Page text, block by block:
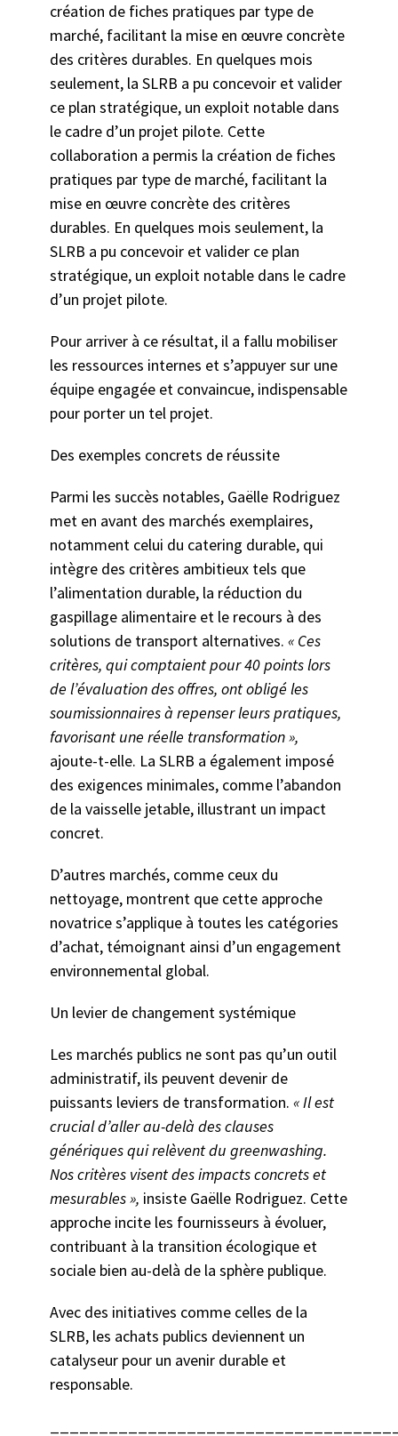
création de fiches pratiques par type de
marché, facilitant la mise en œuvre concrète
des critères durables. En quelques mois
seulement, la SLRB a pu concevoir et valider
ce plan stratégique, un exploit notable dans
le cadre d’un projet pilote. Cette
collaboration a permis la création de fiches
pratiques par type de marché, facilitant la
mise en œuvre concrète des critères
durables. En quelques mois seulement, la
SLRB a pu concevoir et valider ce plan
stratégique, un exploit notable dans le cadre
d’un projet pilote.
Pour arriver à ce résultat, il a fallu mobiliser
les ressources internes et s’appuyer sur une
équipe engagée et convaincue, indispensable
pour porter un tel projet.
Des exemples concrets de réussite
Parmi les succès notables, Gaëlle Rodriguez
met en avant des marchés exemplaires,
notamment celui du catering durable, qui
intègre des critères ambitieux tels que
l’alimentation durable, la réduction du
gaspillage alimentaire et le recours à des
solutions de transport alternatives. « Ces
critères, qui comptaient pour 40 points lors
de l’évaluation des offres, ont obligé les
soumissionnaires à repenser leurs pratiques,
favorisant une réelle transformation »,
ajoute-t-elle. La SLRB a également imposé
des exigences minimales, comme l’abandon
de la vaisselle jetable, illustrant un impact
concret.
D’autres marchés, comme ceux du
nettoyage, montrent que cette approche
novatrice s’applique à toutes les catégories
d’achat, témoignant ainsi d’un engagement
environnemental global.
Un levier de changement systémique
Les marchés publics ne sont pas qu’un outil
administratif, ils peuvent devenir de
puissants leviers de transformation. « Il est
crucial d’aller au-delà des clauses
génériques qui relèvent du greenwashing.
Nos critères visent des impacts concrets et
mesurables », insiste Gaëlle Rodriguez. Cette
approche incite les fournisseurs à évoluer,
contribuant à la transition écologique et
sociale bien au-delà de la sphère publique.
Avec des initiatives comme celles de la
SLRB, les achats publics deviennent un
catalyseur pour un avenir durable et
responsable.